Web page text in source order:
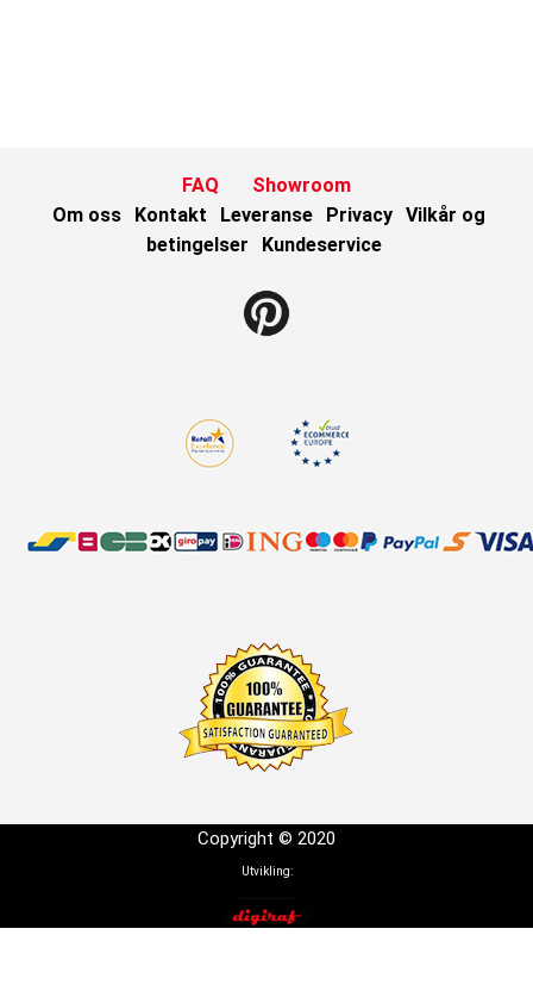
FAQ
Showroom
Om oss
Kontakt Leveranse Privacy Vilkår og
betingelser
Kundeservice
Copyright © 2020
Utvikling: